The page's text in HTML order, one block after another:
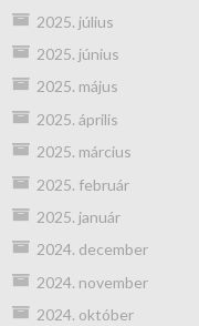
2025. július
2025. június
2025. május
2025. április
2025. március
2025. február
2025. január
2024. december
2024. november
2024. október